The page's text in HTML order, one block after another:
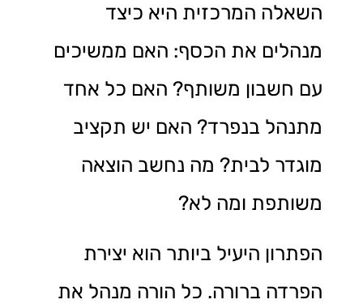
השאלה המרכזית היא כיצד
מנהלים את הכסף: האם ממשיכים
עם חשבון משותף? האם כל אחד
מתנהל בנפרד? האם יש תקציב
מוגדר לבית? מה נחשב הוצאה
משותפת ומה לא?
הפתרון היעיל ביותר הוא יצירת
הפרדה ברורה. כל הורה מנהל את